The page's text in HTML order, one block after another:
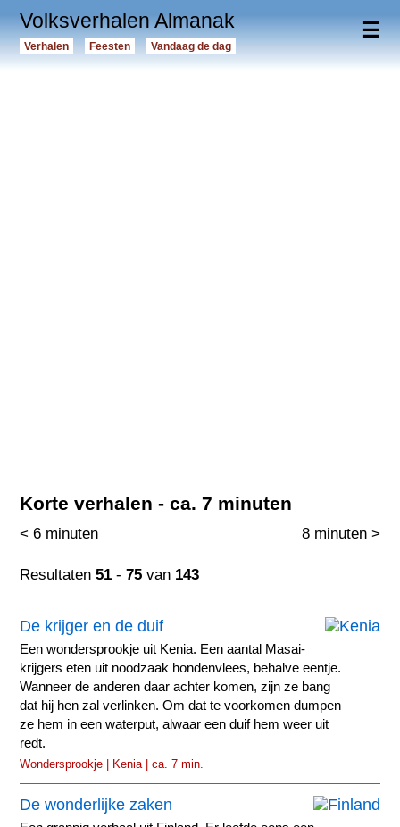
☰
Volksverhalen Almanak
Verhalen Feesten Vandaag de dag
Korte verhalen - ca. 7 minuten
< 6 minuten 8 minuten >
Resultaten51 -75 van 143
De krijger en de duif
Een wondersprookje uit Kenia. Een aantal Masai-
krijgers eten uit noodzaak hondenvlees, behalve eentje.
Wanneer de anderen daar achter komen, zijn ze bang
dat hij hen zal verlinken. Om dat te voorkomen dumpen
ze hem in een waterput, alwaar een duif hem weer uit
redt.
Wondersprookje | Kenia | ca. 7 min.
De wonderlijke zaken